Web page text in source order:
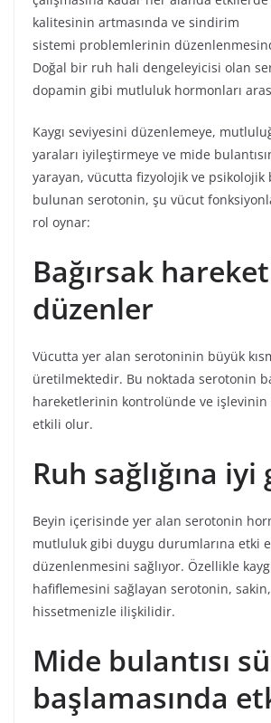
kalitesinin artmasında ve sindirim
sistemi problemlerinin
Doğal bir ruh hali dengeleyicisi olan
dopamin gibi mutluluk hormonları
Kaygı seviyesini düzenlemeye,
yaraları iyileştirmeye ve mide
yarayan, vücutta fizyolojik ve psikolojik
bulunan serotonin, şu vücut
rol oynar:
Bağırsak
düzenler
Vücutta yer alan serotoninin büyük
üretilmektedir. Bu noktada serotonin
hareketlerinin kontrolünde ve işlevinin
etkili olur.
Ruh sağlığına
Beyin içerisinde yer alan serotonin
mutluluk gibi duygu durumlarına etki
düzenlenmesini sağlıyor. Özellikle
hafiflemesini sağlayan serotonin,
hissetmenizle ilişkilidir.
Mide bulantısı
başlamasında